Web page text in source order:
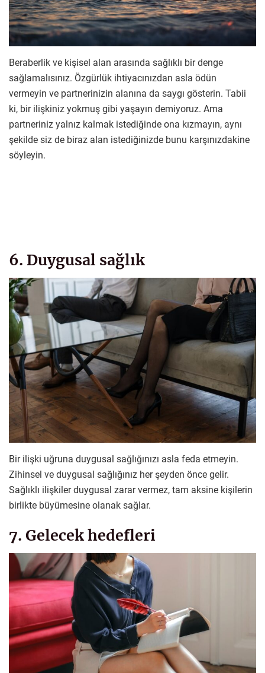
Beraberlik ve kişisel alan arasında sağlıklı bir denge
sağlamalısınız. Özgürlük ihtiyacınızdan asla ödün
vermeyin ve partnerinizin alanına da saygı gösterin. Tabii
ki, bir ilişkiniz yokmuş gibi yaşayın demiyoruz. Ama
partneriniz yalnız kalmak istediğinde ona kızmayın, aynı
şekilde siz de biraz alan istediğinizde bunu karşınızdakine
söyleyin.
6. Duygusal sağlık
Bir ilişki uğruna duygusal sağlığınızı asla feda etmeyin.
Zihinsel ve duygusal sağlığınız her şeyden önce gelir.
Sağlıklı ilişkiler duygusal zarar vermez, tam aksine kişilerin
birlikte büyümesine olanak sağlar.
7. Gelecek hedefleri